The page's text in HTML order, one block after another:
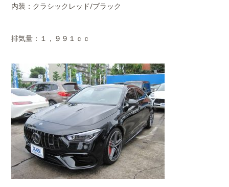
内装：クラシックレッド/ブラック
排気量：１，９９１ｃｃ